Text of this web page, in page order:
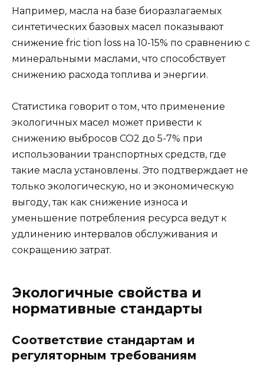
Например, масла на базе биоразлагаемых
синтетических базовых масел показывают
снижение fric tion loss на 10-15% по сравнению с
минеральными маслами, что способствует
снижению расхода топлива и энергии.
Статистика говорит о том, что применение
экологичных масел может привести к
снижению выбросов CO2 до 5-7% при
использовании транспортных средств, где
такие масла установлены. Это подтверждает не
только экологическую, но и экономическую
выгоду, так как снижение износа и
уменьшение потребления ресурса ведут к
удлинению интервалов обслуживания и
сокращению затрат.
Экологичные свойства и
нормативные стандарты
Соответствие стандартам и
регуляторным требованиям